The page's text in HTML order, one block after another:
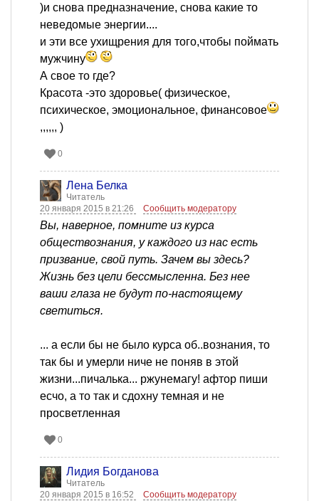
)и снова предназначение, снова какие то
неведомые энергии....
и эти все ухищрения для того,чтобы поймать
мужчину
А свое то где?
Красота -это здоровье( физическое,
психическое, эмоциональное, финансовое
,,,,,, )
0
Лена Белка
Читатель
20 января 2015 в 21:26
Сообщить модератору
Вы, наверное, помните из курса
обществознания, у каждого из нас есть
призвание, свой путь. Зачем вы здесь?
Жизнь без цели бессмысленна. Без нее
ваши глаза не будут по-настоящему
светиться.
... а если бы не было курса об..вознания, то
так бы и умерли ниче не поняв в этой
жизни...пичалька... ржунемагу! афтор пиши
есчо, а то так и сдохну темная и не
просветленная
0
Лидия Богданова
Читатель
20 января 2015 в 16:52
Сообщить модератору